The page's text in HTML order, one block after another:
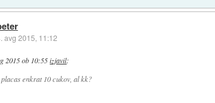
avg 2015, 11:12
2015 ob 10:55 izjavil:
enkrat 10 cukov, al kk?